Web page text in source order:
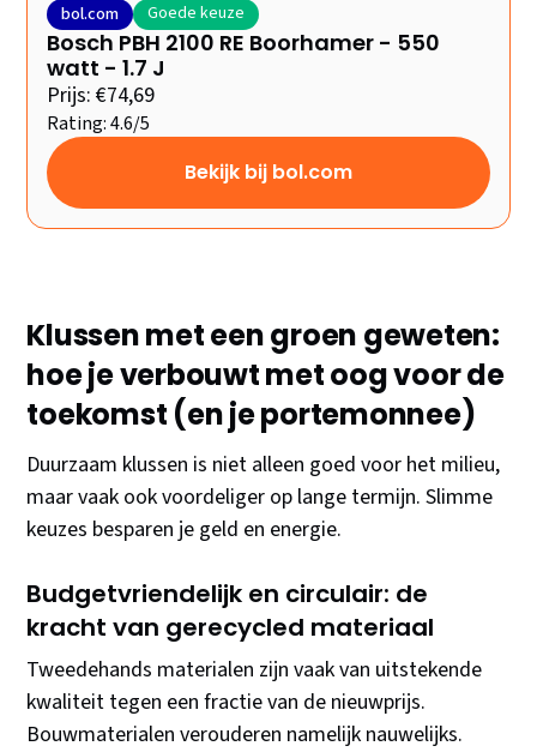
bol.com Goede keuze
Bosch PBH 2100 RE Boorhamer - 550
watt - 1.7 J
Prijs: €74,69
Rating: 4.6/5
Bekijk bij bol.com
Klussen met een groen geweten:
hoe je verbouwt met oog voor de
toekomst (en je portemonnee)
Duurzaam klussen is niet alleen goed voor het milieu,
maar vaak ook voordeliger op lange termijn. Slimme
keuzes besparen je geld en energie.
Budgetvriendelijk en circulair: de
kracht van gerecycled materiaal
Tweedehands materialen zijn vaak van uitstekende
kwaliteit tegen een fractie van de nieuwprijs.
Bouwmaterialen verouderen namelijk nauwelijks.